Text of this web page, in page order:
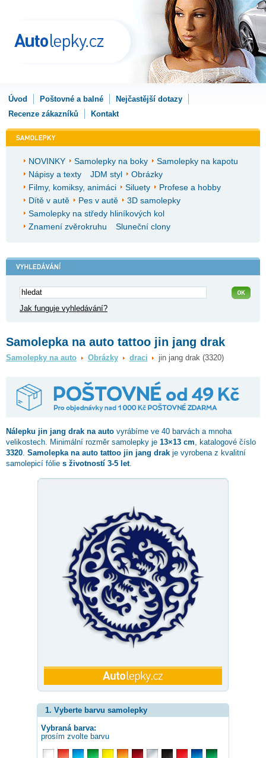
Úvod Poštovné a balné
Nejčastější dotazy
Recenze zákazníků
Kontakt
NOVINKY Samolepky na boky
Samolepky na kapotu
Nápisy a texty
JDM styl
Obrázky
Filmy, komiksy, animáci
Siluety
Profese a hobby
Dítě v autě
Pes v autě
3D samolepky
Samolepky na středy hliníkových kol
Znamení zvěrokruhu
Sluneční clony
Jak funguje vyhledávání?
Samolepka na auto tattoo jin jang drak
Samolepky na auto Obrázky draci jin jang drak (3320)
Nálepku jin jang drak na auto vyrábíme ve 40 barvách a mnoha
velikostech. Minimální rozměr samolepky je 13×13 cm , katalogové číslo
3320 Samolepka na auto tattoo jin jang drak je vyrobena z kvalitní
samolepicí fólie s životností 3-5 let.
1. Vyberte barvu samolepky
Vybraná barva:
prosím zvolte barvu